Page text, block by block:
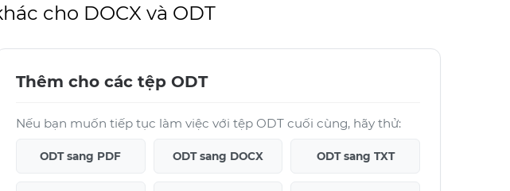
cho DOCX và ODT
Thêm cho các tệp ODT
Nếu bạn muốn tiếp tục làm việc với tệp ODT cuối cùng, hãy thử:
ODT sang PDF ODT sang DOCX ODT sang TXT